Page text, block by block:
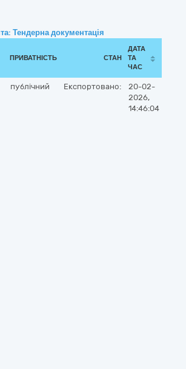
Тендерна документація
ПРИВАТНІСТЬ СТАН
ДАТА
ТА
ЧАС
публічний Експортовано:
20-02-
2026,
14:46:04